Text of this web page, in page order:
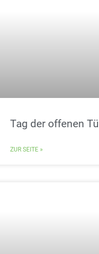
Tag der offenen
ZUR SEITE »